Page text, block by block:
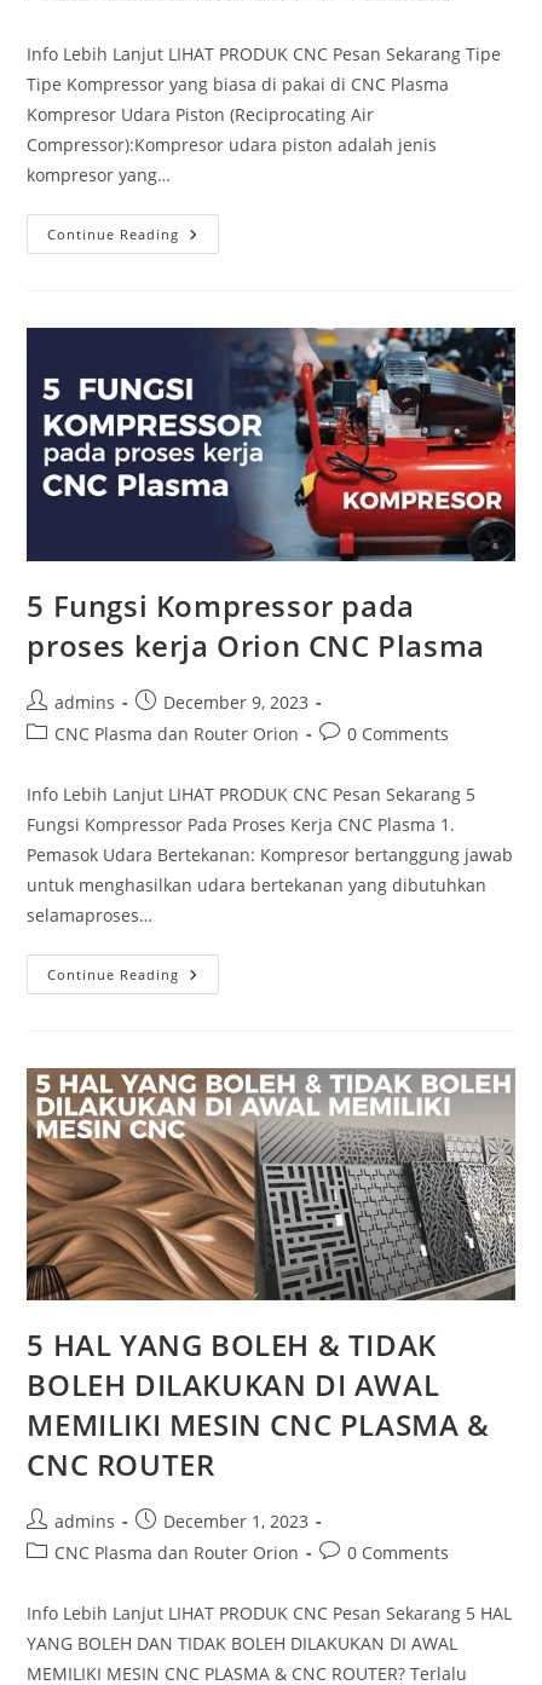
Info Lebih Lanjut LIHAT PRODUK CNC Pesan Sekarang Tipe
Tipe Kompressor yang biasa di pakai di CNC Plasma
Kompresor Udara Piston (Reciprocating Air
Compressor):Kompresor udara piston adalah jenis
kompresor yang…
Continue Reading Tipe
Tipe
Plasma
5 Fungsi Kompressor pada
proses kerja Orion CNC Plasma
Post
author:
admins
Post
published:
December 9, 2023
PostCNC Plasma dan Router Orion
Post0 Comments
Info Lebih Lanjut LIHAT PRODUK CNC Pesan Sekarang 5
Fungsi Kompressor Pada Proses Kerja CNC Plasma 1.
Pemasok Udara Bertekanan: Kompresor bertanggung jawab
untuk menghasilkan udara bertekanan yang dibutuhkan
selamaproses…
Continue Reading
Fungsi
Orion
CNC
Plasma
5 HAL YANG BOLEH & TIDAK
BOLEH DILAKUKAN DI AWAL
MEMILIKI MESIN CNC PLASMA &
CNC ROUTER
Post
author:
admins
Post
published:
December 1, 2023
PostCNC Plasma dan Router Orion
Post0 Comments
Info Lebih Lanjut LIHAT PRODUK CNC Pesan Sekarang 5 HAL
YANG BOLEH DAN TIDAK BOLEH DILAKUKAN DI AWAL
MEMILIKI MESIN CNC PLASMA & CNC ROUTER? Terlalu